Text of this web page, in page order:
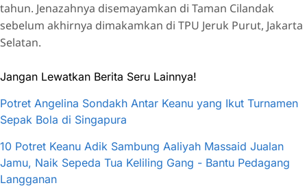
tahun. Jenazahnya disemayamkan di Taman Cilandak
sebelum akhirnya dimakamkan di TPU Jeruk Purut, Jakarta
Selatan.
Jangan Lewatkan Berita Seru Lainnya!
Potret Angelina Sondakh Antar Keanu yang Ikut Turnamen
Sepak Bola di Singapura
10 Potret Keanu Adik Sambung Aaliyah Massaid Jualan
Jamu, Naik Sepeda Tua Keliling Gang - Bantu Pedagang
Langganan